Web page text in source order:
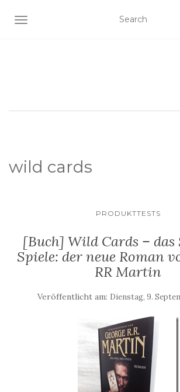
SCHALTE NAVIGATION
wild cards
PRODUKTTESTS
[Buch] Wild Cards – das
Spiele: der neue Roman
RR Martin
Veröffentlicht am: Dienstag, 9.